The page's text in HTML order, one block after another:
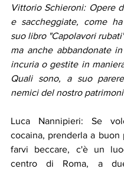
Vittorio Schieroni: Opere
e saccheggiate, come
suo libro "Capolavori
ma anche abbandonate
incuria o gestite in
Quali sono, a suo
nemici del nostro
Luca Nannipieri: Se
cocaina, prenderla a buon
farvi beccare, c'è un
centro di Roma, a